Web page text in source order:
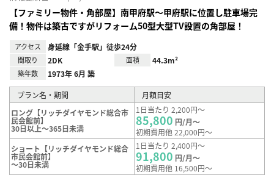
【ファミリー物件・角部屋】南甲府駅～甲府駅に位置し駐車場完
備！物件は築古ですがリフォーム50型大型TV設置の角部屋！
アクセス 身延線「金手駅」徒歩24分
間取り 2DK 面積 44.3m²
築年数 1973年 6月 築
プラン名・期間
月額目安
ロング【リッチダイヤモンド総合市
民会館前】
30日以上～365日未満
1日当たり 2,200円～
85,800 円/月～
初期費用他 22,000円～
ショート【リッチダイヤモンド総合
市民会館前】
～30日未満
1日当たり 2,400円～
91,800 円/月～
初期費用他 16,500円～